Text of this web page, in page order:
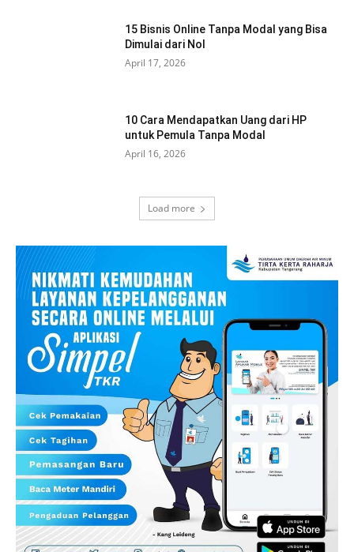
15 Bisnis Online Tanpa Modal yang Bisa
Dimulai dari Nol
April 17, 2026
10 Cara Mendapatkan Uang dari HP
untuk Pemula Tanpa Modal
April 16, 2026
Load more